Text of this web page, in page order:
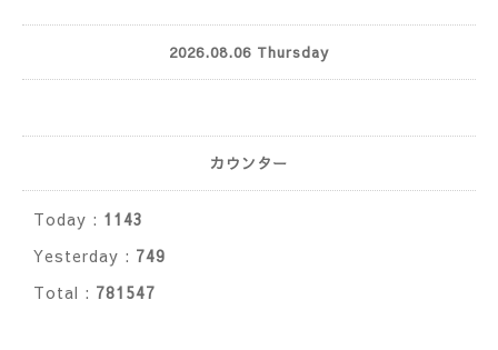
2026.08.06 Thursday
カウンター
Today : 1143
Yesterday : 749
Total : 781547